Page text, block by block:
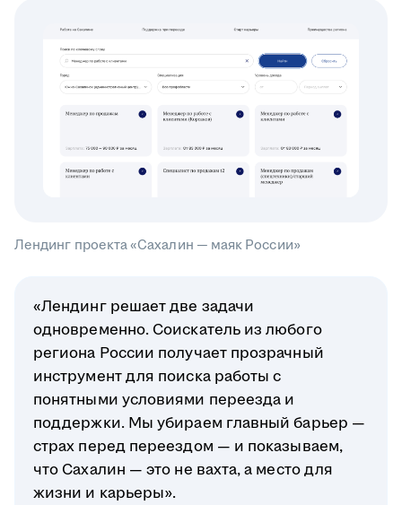
Лендинг проекта «Сахалин — маяк России»
«Лендинг решает две задачи
одновременно. Соискатель из любого
региона России получает прозрачный
инструмент для поиска работы с
понятными условиями переезда и
поддержки. Мы убираем главный барьер —
страх перед переездом — и показываем,
что Сахалин — это не вахта, а место для
жизни и карьеры».